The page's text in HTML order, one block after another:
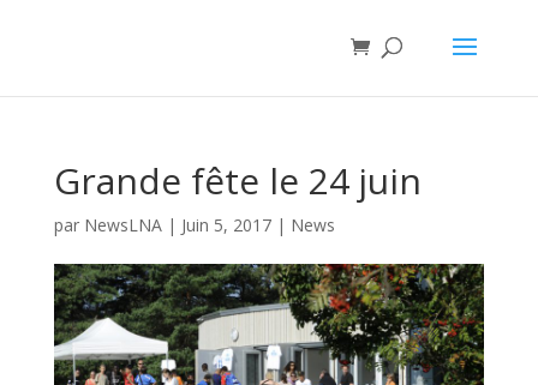
Grande fête le 24 juin
par NewsLNA| Juin 5, 2017| News